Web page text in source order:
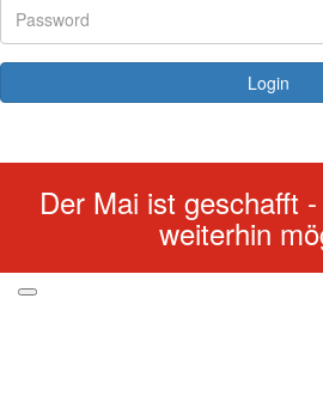
Login
Der Mai ist geschafft
weiterhin